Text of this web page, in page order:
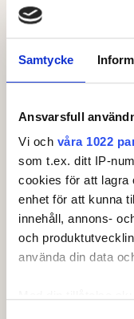
Samtycke
Ansvarsfull
Vi och våra 1022
som t.ex. ditt IP-
cookies för att lagra
enhet för att kunna
innehåll, annons-
och
använda din data
Leaderboard.
Pos Namn
2 5
3 2
T4 7
Visa fler
Senast uppdaterad: